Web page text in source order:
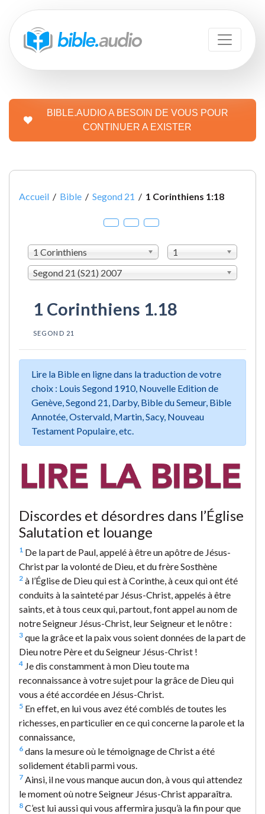
BIBLE.AUDIO A BESOIN DE VOUS POUR
CONTINUER A EXISTER
Accueil / Bible / Segond 21 / 1 Corinthiens 1:18
1 Corinthiens
1
Segond 21 (S21) 2007
1 Corinthiens 1.18
SEGOND 21
Lire la Bible en ligne dans la traduction de votre
choix : Louis Segond 1910, Nouvelle Edition de
Genève, Segond 21, Darby, Bible du Semeur, Bible
Annotée, Ostervald, Martin, Sacy, Nouveau
Testament Populaire, etc.
Discordes et désordres dans l’Église
Salutation et louange
1 De la part de Paul, appelé à être un apôtre de Jésus-
Christ par la volonté de Dieu, et du frère Sosthène
2 à l’Église de Dieu qui est à Corinthe, à ceux qui ont été
conduits à la sainteté par Jésus-Christ, appelés à être
saints, et à tous ceux qui, partout, font appel au nom de
notre Seigneur Jésus-Christ, leur Seigneur et le nôtre :
3 que la grâce et la paix vous soient données de la part de
Dieu notre Père et du Seigneur Jésus-Christ !
4 Je dis constamment à mon Dieu toute ma
reconnaissance à votre sujet pour la grâce de Dieu qui
vous a été accordée en Jésus-Christ.
5 En effet, en lui vous avez été comblés de toutes les
richesses, en particulier en ce qui concerne la parole et la
connaissance,
6 dans la mesure où le témoignage de Christ a été
solidement établi parmi vous.
7 Ainsi, il ne vous manque aucun don, à vous qui attendez
le moment où notre Seigneur Jésus-Christ apparaîtra.
8 C’est lui aussi qui vous affermira jusqu’à la fin pour que